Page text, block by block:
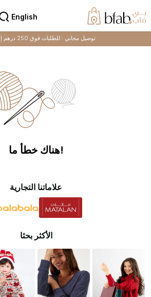
English
توصيل مجاني : للطلبات فوق 250 درهم إماراتي
!هناك خطأ ما
علاماتنا التجارية
الأكثر بحثا